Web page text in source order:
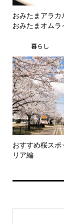
おみたまアラ
おみたまオムラ
暮らし
おすすめ桜ス
リア編